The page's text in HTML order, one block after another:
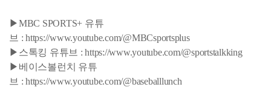
▶MBC SPORTS+ 유튜
브 : https://www.youtube.com/@MBCsportsplus
▶스톡킹 유튜브 : https://www.youtube.com/@sportstalkking
▶베이스볼런치 유튜
브 : https://www.youtube.com/@baseballlunch